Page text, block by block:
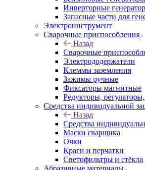
Инверторные
Запасные части для
Электроинструмент
Сварочные приспособления
Назад
Сварочные
Электрододержатели
Клеммы заземления
Зажимы ручные
Фиксаторы магнитные
Редукторы,
Средства индивидуальной
Назад
Средства
Маски сварщика
Очки
Краги и перчатки
Светофильтры и стёкла
Абразивные материалы